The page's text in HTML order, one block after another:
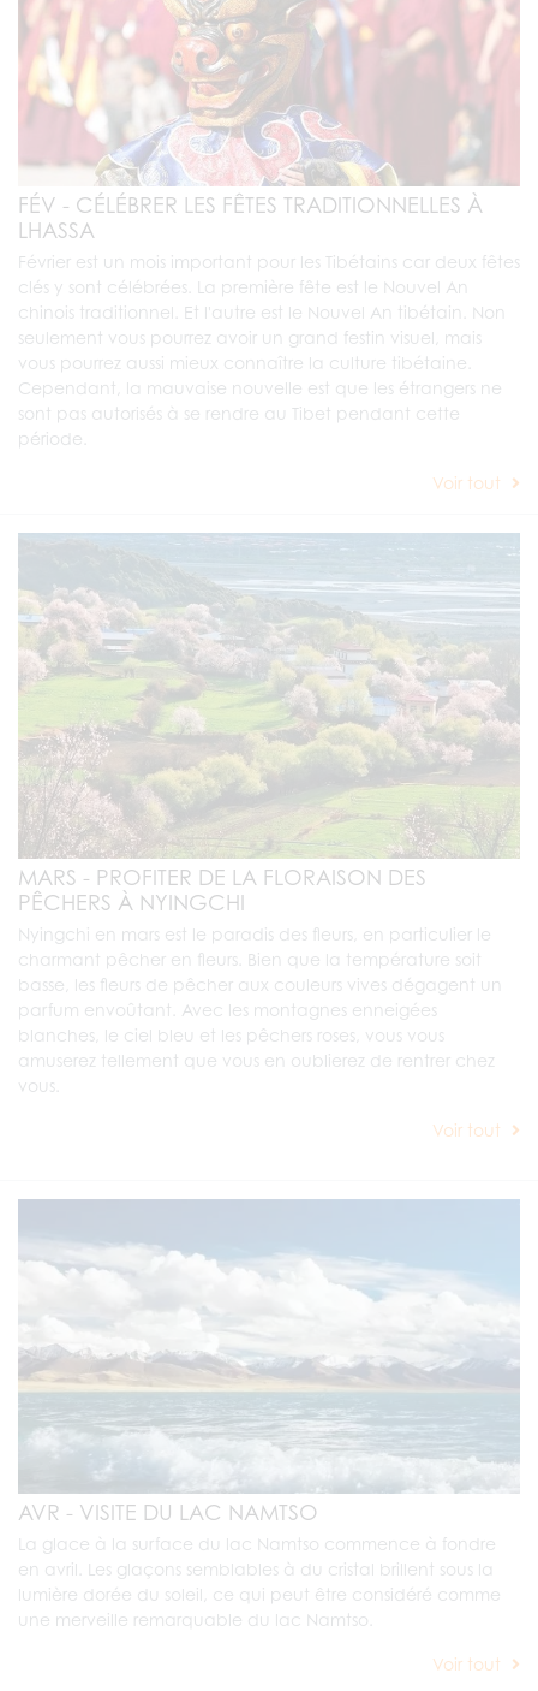
FÉV - CÉLÉBRER LES FÊTES TRADITIONNELLES À
LHASSA
Février est un mois important pour les Tibétains car deux fêtes
clés y sont célébrées. La première fête est le Nouvel An
chinois traditionnel. Et l'autre est le Nouvel An tibétain. Non
seulement vous pourrez avoir un grand festin visuel, mais
vous pourrez aussi mieux connaître la culture tibétaine.
Cependant, la mauvaise nouvelle est que les étrangers ne
sont pas autorisés à se rendre au Tibet pendant cette
période.
Voir tout
MARS - PROFITER DE LA FLORAISON DES
PÊCHERS À NYINGCHI
Nyingchi en mars est le paradis des fleurs, en particulier le
charmant pêcher en fleurs. Bien que la température soit
basse, les fleurs de pêcher aux couleurs vives dégagent un
parfum envoûtant. Avec les montagnes enneigées
blanches, le ciel bleu et les pêchers roses, vous vous
amuserez tellement que vous en oublierez de rentrer chez
vous.
Voir tout
AVR - VISITE DU LAC NAMTSO
La glace à la surface du lac Namtso commence à fondre
en avril. Les glaçons semblables à du cristal brillent sous la
lumière dorée du soleil, ce qui peut être considéré comme
une merveille remarquable du lac Namtso.
Voir tout